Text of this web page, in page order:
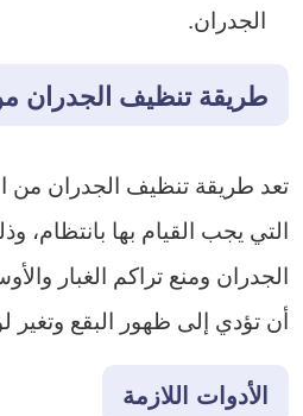
الجدران.
طريقة تنظيف الجدران
تعد طريقة تنظيف الجدران من
التي يجب القيام بها بانتظام،
الجدران ومنع تراكم الغبار
أن تؤدي إلى ظهور البقع وتغير
الأدوات اللازمة